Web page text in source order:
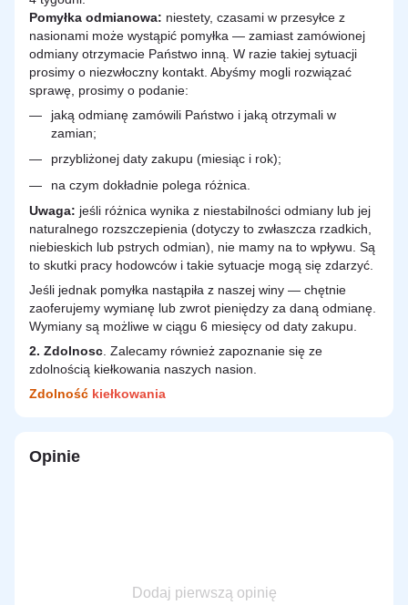
Pomyłka odmianowa: niestety, czasami w przesyłce z
nasionami może wystąpić pomyłka — zamiast zamówionej
odmiany otrzymacie Państwo inną. W razie takiej sytuacji
prosimy o niezwłoczny kontakt. Abyśmy mogli rozwiązać
sprawę, prosimy o podanie:
jaką odmianę zamówili Państwo i jaką otrzymali w
zamian;
przybliżonej daty zakupu (miesiąc i rok);
na czym dokładnie polega różnica.
Uwaga: jeśli różnica wynika z niestabilności odmiany lub jej
naturalnego rozszczepienia (dotyczy to zwłaszcza rzadkich,
niebieskich lub pstrych odmian), nie mamy na to wpływu. Są
to skutki pracy hodowców i takie sytuacje mogą się zdarzyć.
Jeśli jednak pomyłka nastąpiła z naszej winy — chętnie
zaoferujemy wymianę lub zwrot pieniędzy za daną odmianę.
Wymiany są możliwe w ciągu 6 miesięcy od daty zakupu.
2. Zdolnosc . Zalecamy również zapoznanie się ze
zdolnością kiełkowania naszych nasion.
Zdolność kiełkowania
Opinie
Dodaj pierwszą opinię